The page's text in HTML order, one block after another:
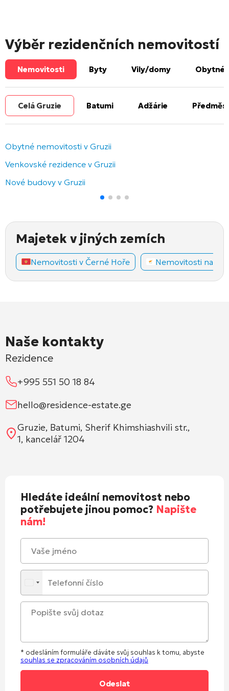
Výběr rezidenčních nemovitostí
Nemovitosti Byty Vily/domy Obytné
Celá Gruzie Batumi Adžárie
Obytné nemovitosti v Gruzii
Venkovské rezidence v Gruzii
Nové budovy v Gruzii
Majetek v jiných zemích
Nemovitosti v Černé Hoře Nemovitosti na
Naše kontakty
Rezidence
+995 551 50 18 84
hello@residence-estate.ge
Gruzie, Batumi, Sherif Khimshiashvili str.,
1, kancelář 1204
Hledáte ideální nemovitost nebo
potřebujete jinou pomoc? Napište
nám!
* odesláním formuláře dáváte svůj souhlas k tomu, abyste
souhlas se zpracováním osobních údajů